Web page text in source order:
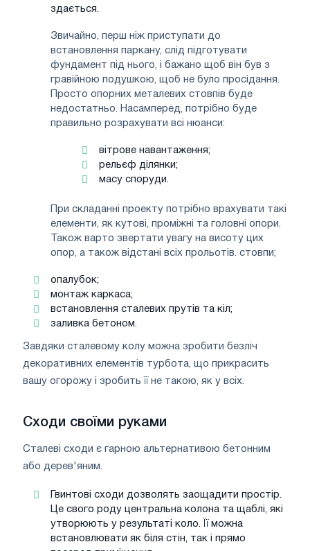
здається.
Звичайно, перш ніж приступати до
встановлення паркану, слід підготувати
фундамент під нього, і бажано щоб він був з
гравійною подушкою, щоб не було просідання.
Просто опорних металевих стовпів буде
недостатньо. Насамперед, потрібно буде
правильно розрахувати всі нюанси:
вітрове навантаження;
рельєф ділянки;
масу споруди.
При складанні проекту потрібно врахувати такі
елементи, як кутові, проміжні та головні опори.
Також варто звертати увагу на висоту цих
опор, а також відстані всіх прольотів. стовпи;
опалубок;
монтаж каркаса;
встановлення сталевих прутів та кіл;
заливка бетоном.
Завдяки сталевому колу можна зробити безліч
декоративних елементів турбота, що прикрасить
вашу огорожу і зробить її не такою, як у всіх.
Сходи своїми руками
Сталеві сходи є гарною альтернативою бетонним
або дерев'яним.
Гвинтові сходи дозволять заощадити простір.
Це свого роду центральна колона та щаблі, які
утворюють у результаті коло. Її можна
встановлювати як біля стін, так і прямо